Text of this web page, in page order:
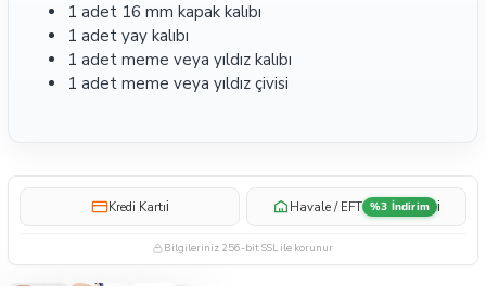
1 adet 16 mm kapak kalıbı
1 adet yay kalıbı
1 adet meme veya yıldız kalıbı
1 adet meme veya yıldız çivisi
Kredi Kartıi Havale / EFT %3 İndirim i
Bilgileriniz 256-bit SSL ile korunur